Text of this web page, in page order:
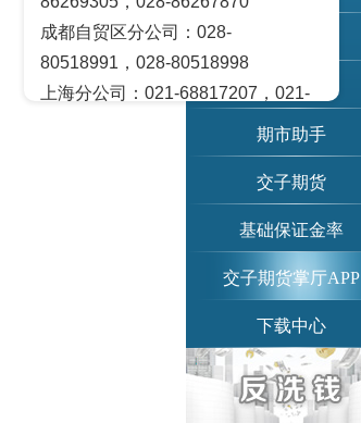
信息公示
期市助手
交子期货
基础保证金率
交子期货掌厅APP
下载中心
成都自贸区分公司：028-
80518991，028-80518998
上海分公司：021-68817207，021-
北京营业部：010-65005128
广州营业部：020-28129909，020-
天津营业部：022-58812601，022-
绵阳营业部：0816-2238660，0816-